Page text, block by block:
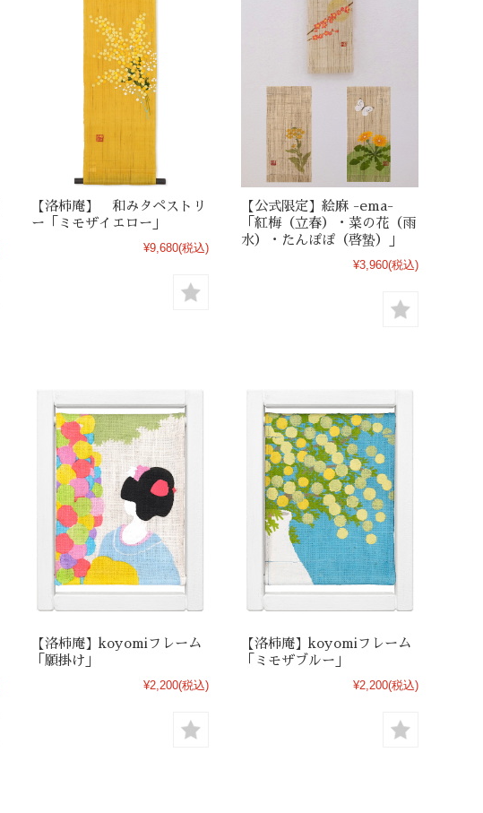
【洛柿庵】 和みタペストリ
ー「ミモザイエロー」
¥9,680(税込)
【公式限定】絵麻 -ema-
「紅梅（立春）・菜の花（雨
水）・たんぽぽ（啓蟄）」
¥3,960(税込)
【洛柿庵】koyomiフレーム
「願掛け」
¥2,200(税込)
【洛柿庵】koyomiフレーム
「ミモザブルー」
¥2,200(税込)